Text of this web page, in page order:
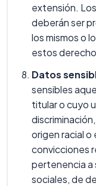
extensión.
deberán ser
los mismos o
estos
Datos
sensibles
titular o cuyo
origen racial o
convicciones
pertenencia a
sociales, de